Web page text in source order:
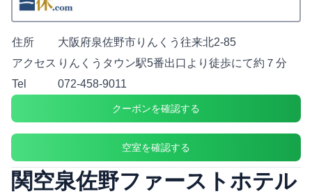
住所
大阪府泉佐野市りんくう往来北2-85
アクセス りんくうタウン駅5番出口より徒歩にて約７分
Tel
072-458-9011
クーポンを確認する
空室を確認する
関空泉佐野ファーストホテル